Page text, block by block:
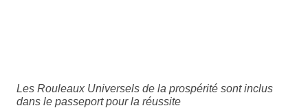
Les Rouleaux Universels de la prospérité sont inclus
dans le passeport pour la réussite